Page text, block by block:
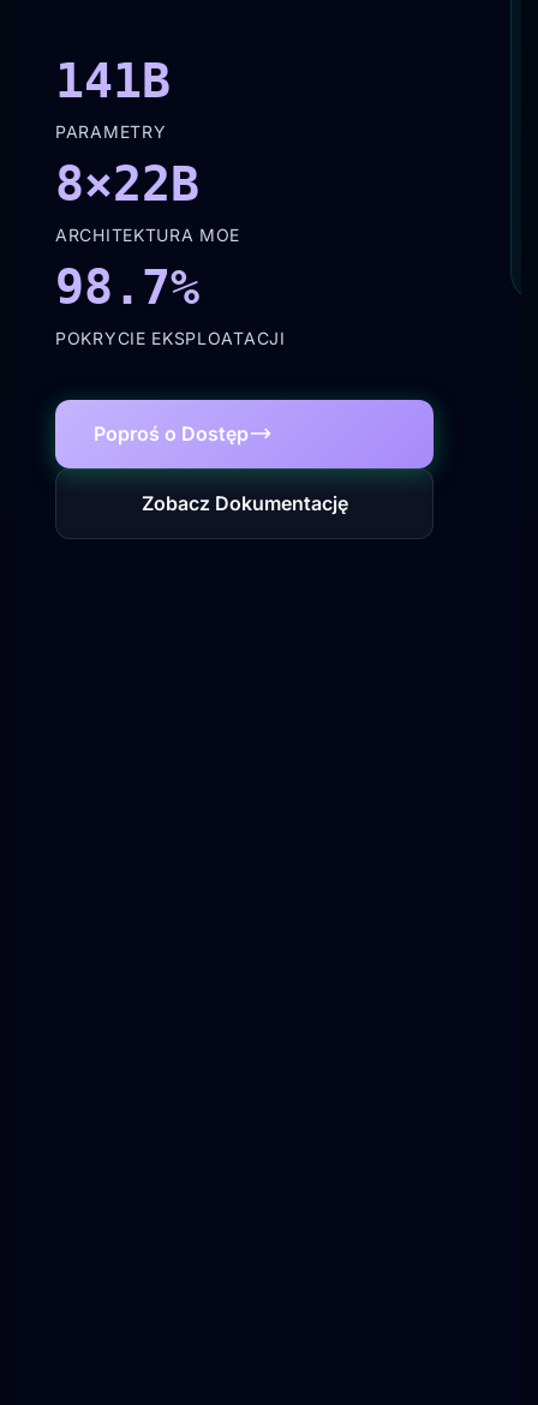
141B
PARAMETRY
8×22B
ARCHITEKTURA MOE
98.7%
POKRYCIE EKSPLOATACJI
Poproś o Dostęp
Zobacz Dokumentację